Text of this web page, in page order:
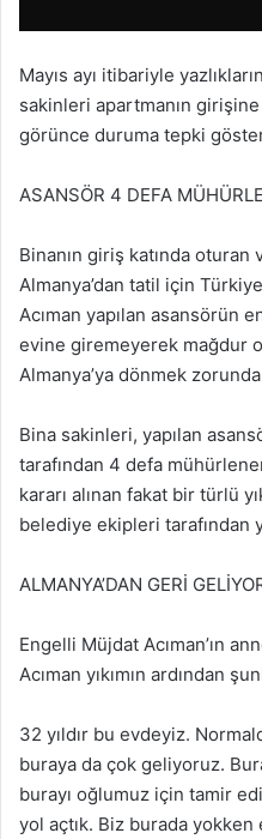
Mayıs ayı itibariyle
sakinleri apartmanın girişine
görünce duruma tepki
ASANSÖR 4 DEFA
Binanın giriş katında oturan
Almanya’dan tatil için
Acıman yapılan asansörün
evine giremeyerek mağdur
Almanya’ya dönmek zorunda
Bina sakinleri, yapılan
tarafından 4 defa
kararı alınan fakat bir türlü
belediye ekipleri tarafından
ALMANYA’DAN GERİ
Engelli Müjdat Acıman’ın
Acıman yıkımın ardından
32 yıldır bu evdeyiz.
buraya da çok geliyoruz.
burayı oğlumuz için tamir
yol açtık. Biz burada